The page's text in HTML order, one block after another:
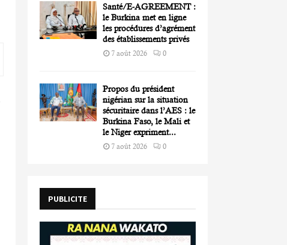
Santé/E-AGREEMENT :
le Burkina met en ligne
les procédures d’agrément
des établissements privés
7 août 2026 0
Propos du président
nigérian sur la situation
sécuritaire dans l’AES : le
Burkina Faso, le Mali et
le Niger expriment...
7 août 2026 0
PUBLICITE